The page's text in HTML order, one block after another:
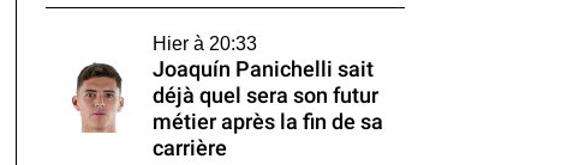
Hier à 20:33
Joaquín Panichelli sait
déjà quel sera son futur
métier après la fin de sa
carrière